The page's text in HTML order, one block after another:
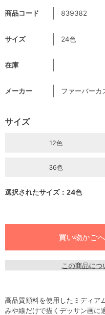
商品コード 839382
サイズ 24色
在庫
メーカー ファーバーカ
サイズ
12色
36色
選択されたサイズ：24色
この商品につ
高品質顔料を使用したミディア
みや線だけで描くデッサン画に